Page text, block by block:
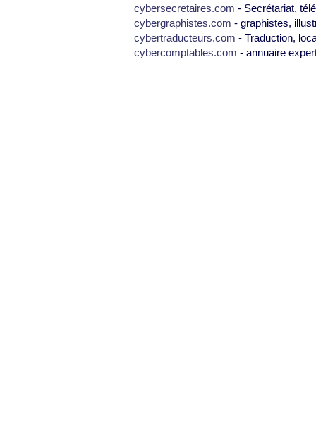
cybersecretaires.com - Secrétariat,
cybergraphistes.com - graphistes,
cybertraducteurs.com - Traduction,
cybercomptables.com - annuaire